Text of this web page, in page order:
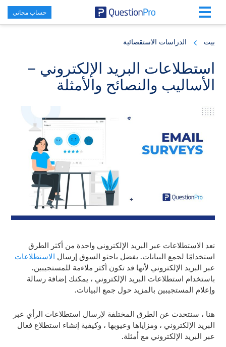
content
sidebar
حساب مجاني
بيت الدراسات الاستقصائية
استطلاعات البريد الإلكتروني –
الأساليب والنصائح والأمثلة
تعد الاستطلاعات عبر البريد الإلكتروني واحدة من أكثر الطرق
استخدامًا لجمع البيانات. يفضل باحثو السوق إرسال الاستطلاعات
عبر البريد الإلكتروني لأنها قد تكون أكثر ملاءمة للمستجيبين.
باستخدام استطلاعات البريد الإلكتروني ، يمكنك إضافة رسالة
وإعلام المستجيبين بالمزيد حول جمع البيانات.
هنا ، سنتحدث عن الطرق المختلفة لإرسال استطلاعات الرأي عبر
البريد الإلكتروني ، ومزاياها وعيوبها ، وكيفية إنشاء استطلاع فعال
عبر البريد الإلكتروني مع أمثلة.